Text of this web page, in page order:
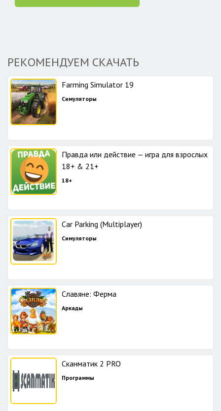
РЕКОМЕНДУЕМ СКАЧАТЬ
Farming Simulator 19
Симуляторы
Правда или действие — игра для взрослых
18+ & 21+
18+
Car Parking (Multiplayer)
Симуляторы
Славяне: Ферма
Аркады
Сканматик 2 PRO
Программы